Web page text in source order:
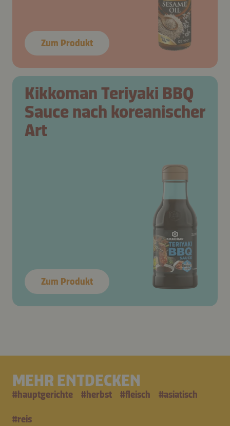
Zum Produkt
Kikkoman Teriyaki BBQ
Sauce nach koreanischer
Art
Zum Produkt
MEHR ENTDECKEN
#hauptgerichte #herbst #fleisch #asiatisch
#reis